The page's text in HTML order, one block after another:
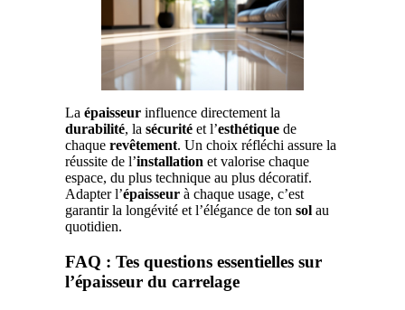
La épaisseur influence directement la
durabilité, la sécurité et l’esthétique de
chaque revêtement. Un choix réfléchi assure la
réussite de l’installation et valorise chaque
espace, du plus technique au plus décoratif.
Adapter l’épaisseur à chaque usage, c’est
garantir la longévité et l’élégance de ton sol au
quotidien.
FAQ : Tes questions essentielles sur
l’épaisseur du carrelage